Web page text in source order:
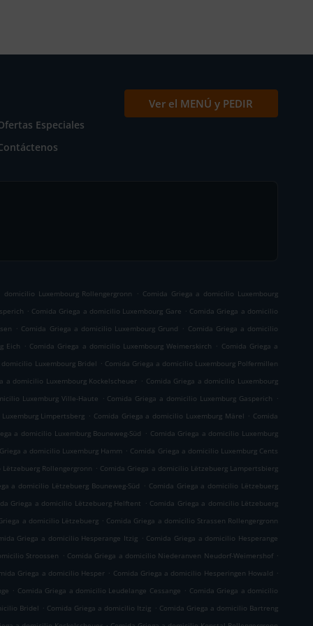
Especiales
Ver el MENÚ y PEDIR
domicilio Luxembourg Rollengergronn . Comida Griega a domicilio Luxembourg
. Comida Griega a domicilio Luxembourg Gare . Comida Griega a domicilio
. Comida Griega a domicilio Luxembourg Grund . Comida Griega a domicilio
Eich . Comida Griega a domicilio Luxembourg Weimerskirch . Comida Griega a
domicilio Luxembourg Bridel . Comida Griega a domicilio Luxembourg Polfermillen
a domicilio Luxembourg Kockelscheuer . Comida Griega a domicilio Luxembourg
Luxemburg Ville-Haute . Comida Griega a domicilio Luxemburg Gasperich .
Limpertsberg . Comida Griega a domicilio Luxemburg Märel . Comida
a domicilio Luxemburg Bouneweg-Süd . Comida Griega a domicilio Luxemburg
a domicilio Luxemburg Hamm . Comida Griega a domicilio Luxemburg Cents
Rollengergronn . Comida Griega a domicilio Lëtzebuerg Lampertsbierg
a domicilio Lëtzebuerg Bouneweg-Süd . Comida Griega a domicilio Lëtzebuerg
Griega a domicilio Lëtzebuerg Helftent . Comida Griega a domicilio Lëtzebuerg
a domicilio Lëtzebuerg . Comida Griega a domicilio Strassen Rollengergronn
Griega a domicilio Hesperange Itzig . Comida Griega a domicilio Hesperange
Stroossen . Comida Griega a domicilio Niederanven Neudorf-Weimershof .
Griega a domicilio Hesper . Comida Griega a domicilio Hesperingen Howald .
. Comida Griega a domicilio Leudelange Cessange . Comida Griega a domicilio
Bridel . Comida Griega a domicilio Itzig . Comida Griega a domicilio Bartreng
.